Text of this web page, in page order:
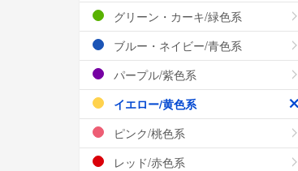
グリーン・カーキ/緑色系
ブルー・ネイビー/青色系
パープル/紫色系
イエロー/黄色系
ピンク/桃色系
レッド/赤色系